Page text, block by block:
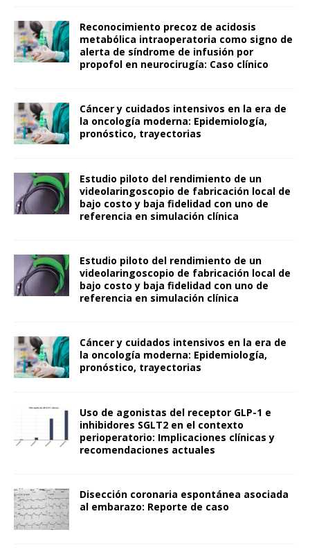
Reconocimiento precoz de acidosis
metabólica intraoperatoria como signo de
alerta de síndrome de infusión por
propofol en neurocirugía: Caso clínico
Cáncer y cuidados intensivos en la era de
la oncología moderna: Epidemiología,
pronóstico, trayectorias
Estudio piloto del rendimiento de un
videolaringoscopio de fabricación local de
bajo costo y baja fidelidad con uno de
referencia en simulación clínica
Estudio piloto del rendimiento de un
videolaringoscopio de fabricación local de
bajo costo y baja fidelidad con uno de
referencia en simulación clínica
Cáncer y cuidados intensivos en la era de
la oncología moderna: Epidemiología,
pronóstico, trayectorias
Uso de agonistas del receptor GLP-1 e
inhibidores SGLT2 en el contexto
perioperatorio: Implicaciones clínicas y
recomendaciones actuales
Disección coronaria espontánea asociada
al embarazo: Reporte de caso